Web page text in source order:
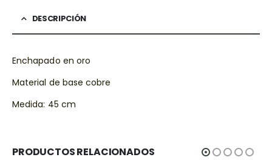
DESCRIPCIÓN
Enchapado en oro
Material de base cobre
Medida: 45 cm
PRODUCTOS RELACIONADOS